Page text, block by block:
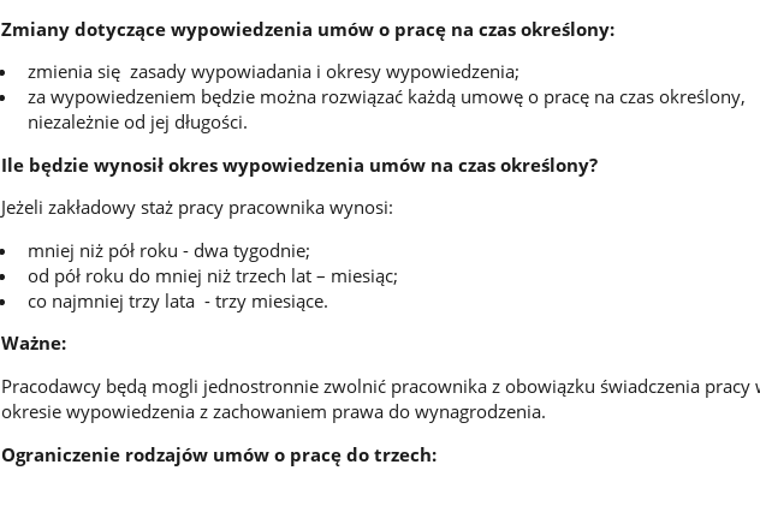
Zmiany dotyczące wypowiedzenia umów o pracę na czas określony:
zmienia się zasady wypowiadania i okresy wypowiedzenia;
za wypowiedzeniem będzie można rozwiązać każdą umowę o pracę na czas określony,
niezależnie od jej długości.
Ile będzie wynosił okres wypowiedzenia umów na czas określony?
Jeżeli zakładowy staż pracy pracownika wynosi:
mniej niż pół roku - dwa tygodnie;
od pół roku do mniej niż trzech lat – miesiąc;
co najmniej trzy lata - trzy miesiące.
Ważne:
Pracodawcy będą mogli jednostronnie zwolnić pracownika z obowiązku świadczenia pracy
okresie wypowiedzenia z zachowaniem prawa do wynagrodzenia.
Ograniczenie rodzajów umów o pracę do trzech: